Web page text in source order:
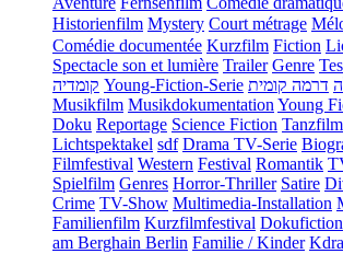
Historienfilm Mystery Court métrage
Comédie documentée Kurzfilm Fiction
Spectacle son et lumière Trailer Genre
קומדיה Young-Fiction-Serie דרמה קומית
Musikfilm Musikdokumentation Young
Doku Reportage Science Fiction Tanzfilm
Lichtspektakel sdf Drama TV-Serie
Filmfestival Western Festival Romantik
Spielfilm Genres Horror-Thriller Satire
Crime TV-Show Multimedia-Installation
Familienfilm Kurzfilmfestival Dokufiction
am Berghain Berlin Familie / Kinder